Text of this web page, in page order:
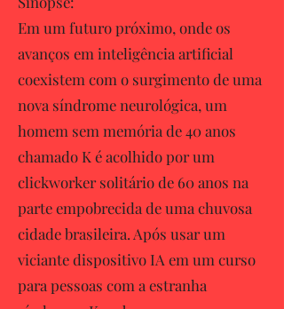
Em um futuro próximo, onde os
avanços em inteligência artificial
coexistem com o surgimento de uma
nova síndrome neurológica, um
homem sem memória de 40 anos
chamado K é acolhido por um
clickworker solitário de 60 anos na
parte empobrecida de uma chuvosa
cidade brasileira. Após usar um
viciante dispositivo IA em um curso
para pessoas com a estranha